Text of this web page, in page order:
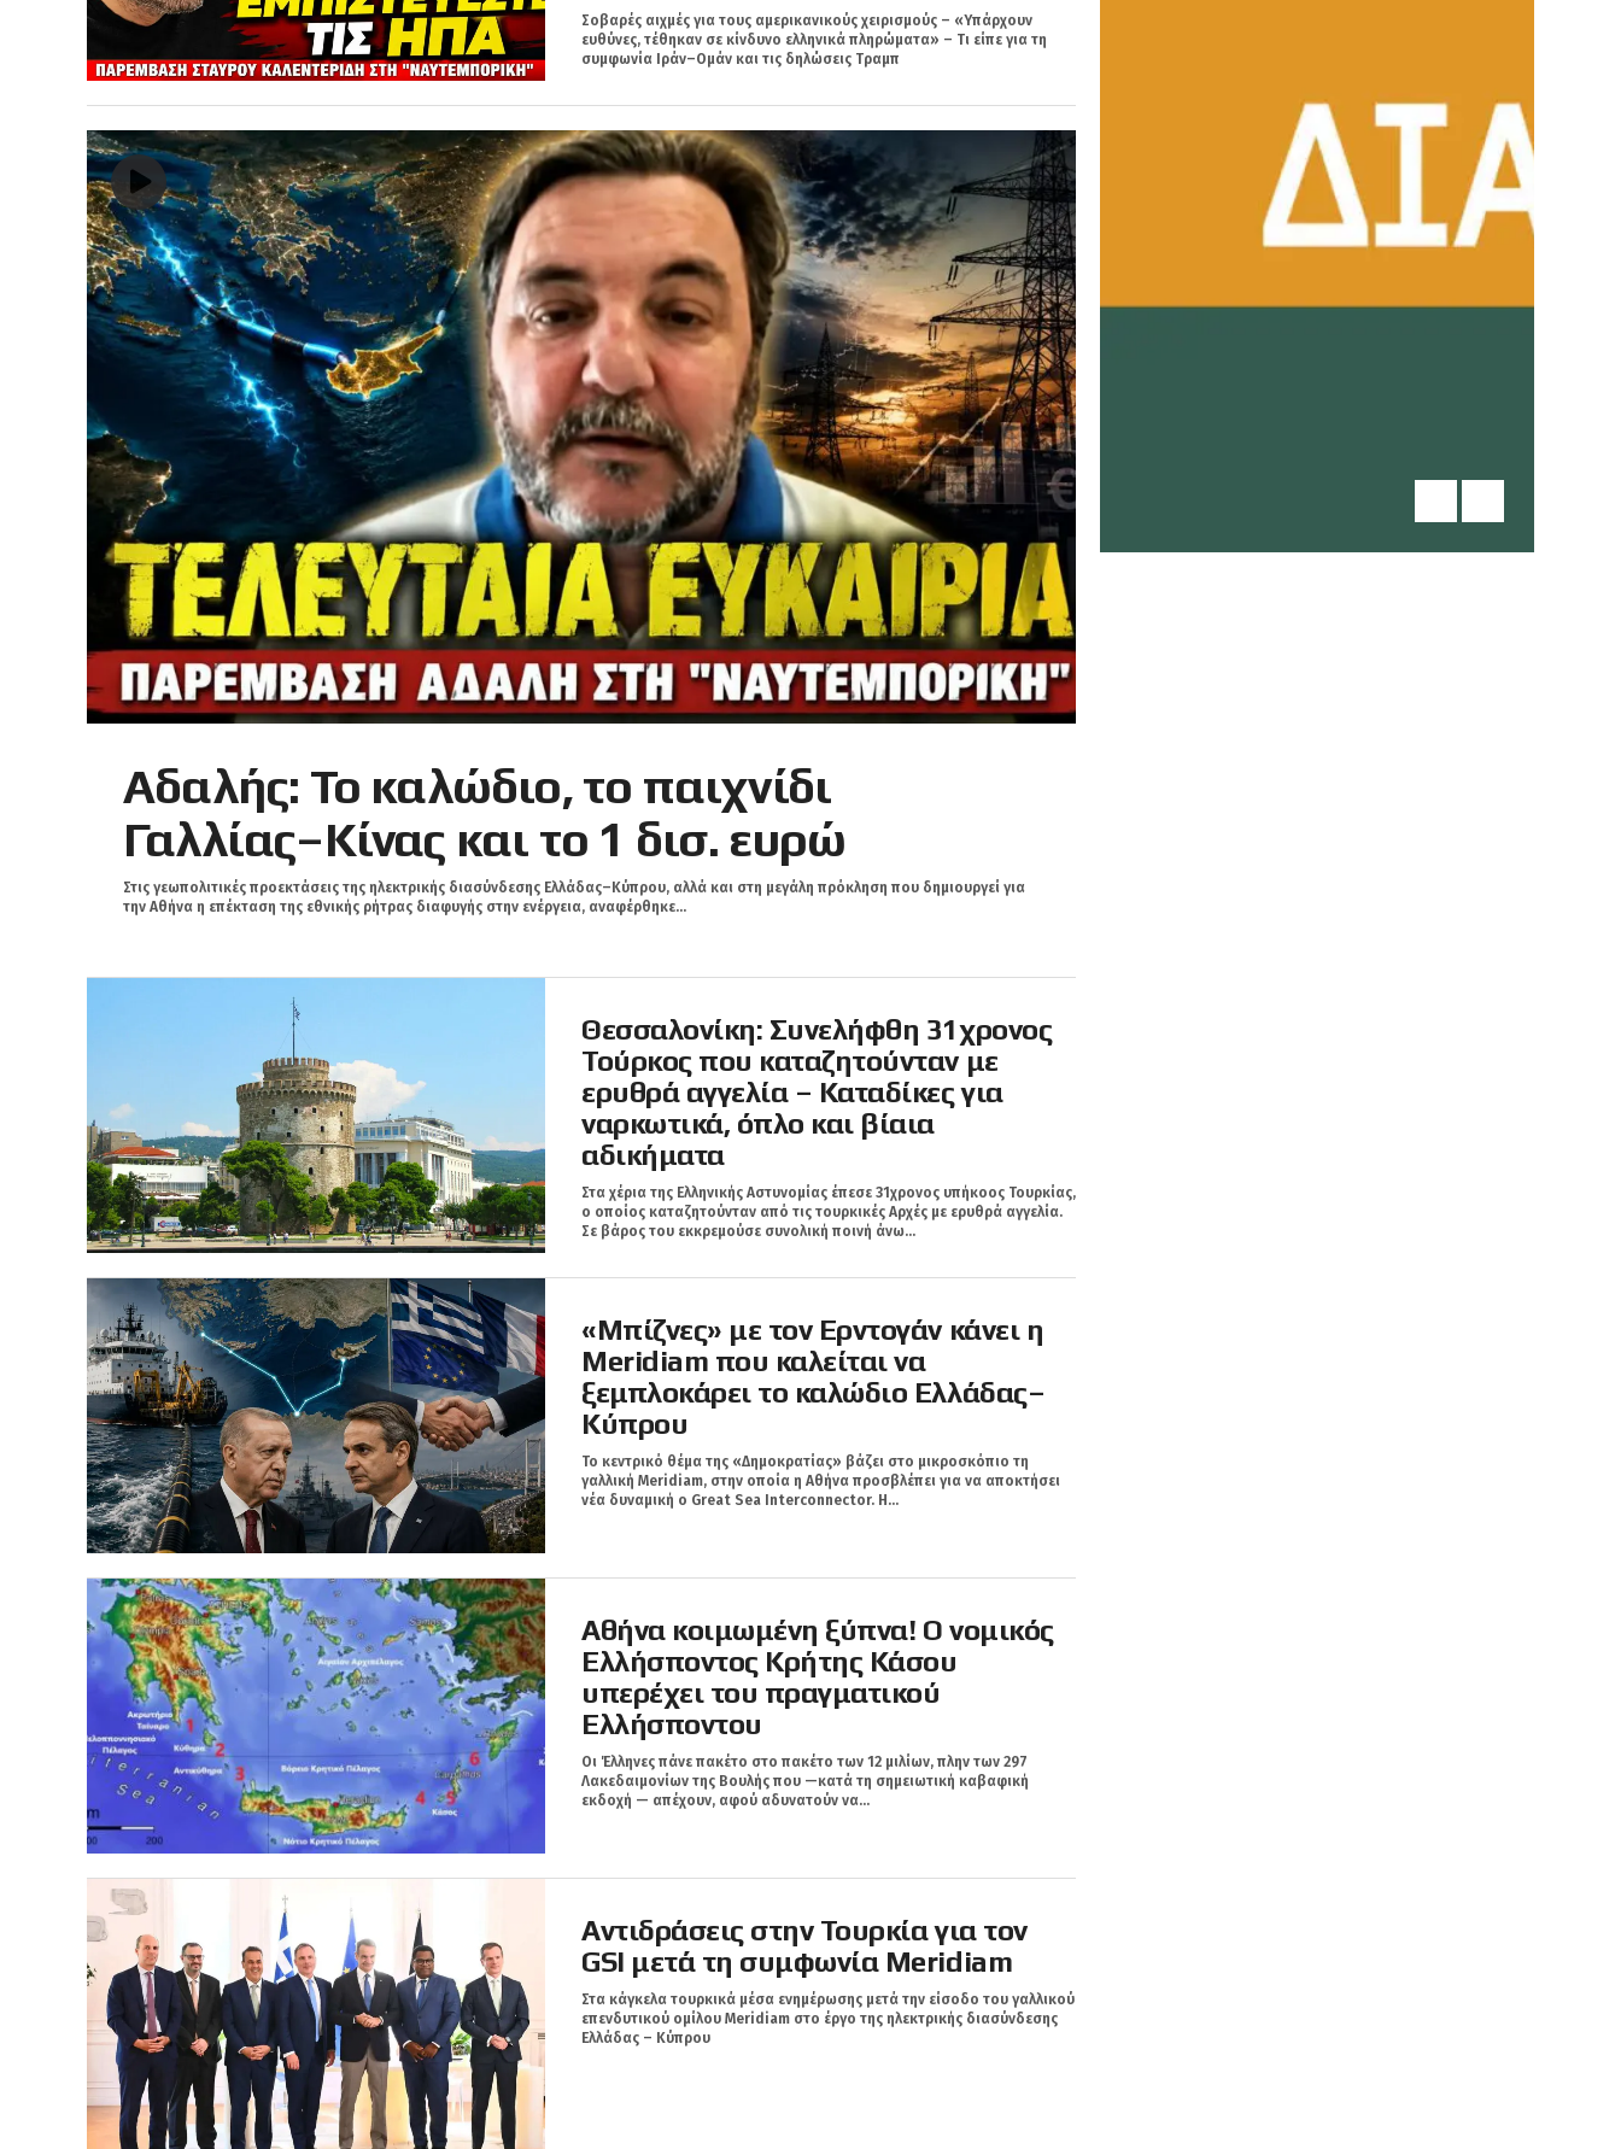
Σοβαρές αιχμές για τους αμερικανικούς χειρισμούς – «Υπάρχουν
ευθύνες, τέθηκαν σε κίνδυνο ελληνικά πληρώματα» – Τι είπε για τη
συμφωνία Ιράν–Ομάν και τις δηλώσεις Τραμπ
Αδαλής: Το καλώδιο, το παιχνίδι
Γαλλίας–Κίνας και το 1 δισ. ευρώ
Στις γεωπολιτικές προεκτάσεις της ηλεκτρικής διασύνδεσης Ελλάδας–Κύπρου, αλλά και στη μεγάλη πρόκληση που δημιουργεί για
την Αθήνα η επέκταση της εθνικής ρήτρας διαφυγής στην ενέργεια, αναφέρθηκε...
Θεσσαλονίκη: Συνελήφθη 31χρονος
Τούρκος που καταζητούνταν με
ερυθρά αγγελία – Καταδίκες για
ναρκωτικά, όπλο και βίαια
αδικήματα
Στα χέρια της Ελληνικής Αστυνομίας έπεσε 31χρονος υπήκοος Τουρκίας,
ο οποίος καταζητούνταν από τις τουρκικές Αρχές με ερυθρά αγγελία.
Σε βάρος του εκκρεμούσε συνολική ποινή άνω...
«Μπίζνες» με τον Ερντογάν κάνει η
Meridiam που καλείται να
ξεμπλοκάρει το καλώδιο Ελλάδας–
Κύπρου
Το κεντρικό θέμα της «Δημοκρατίας» βάζει στο μικροσκόπιο τη
γαλλική Meridiam, στην οποία η Αθήνα προσβλέπει για να αποκτήσει
νέα δυναμική ο Great Sea Interconnector. Η...
Αθήνα κοιμωμένη ξύπνα! Ο νομικός
Ελλήσποντος Κρήτης Κάσου
υπερέχει του πραγματικού
Ελλήσποντου
Οι Έλληνες πάνε πακέτο στο πακέτο των 12 μιλίων, πλην των 297
Λακεδαιμονίων της Βουλής που —κατά τη σημειωτική καβαφική
εκδοχή — απέχουν, αφού αδυνατούν να...
Αντιδράσεις στην Τουρκία για τον
GSI μετά τη συμφωνία Meridiam
Στα κάγκελα τουρκικά μέσα ενημέρωσης μετά την είσοδο του γαλλικού
επενδυτικού ομίλου Meridiam στο έργο της ηλεκτρικής διασύνδεσης
Ελλάδας – Κύπρου
ΠΡΟΒΟΛΗ